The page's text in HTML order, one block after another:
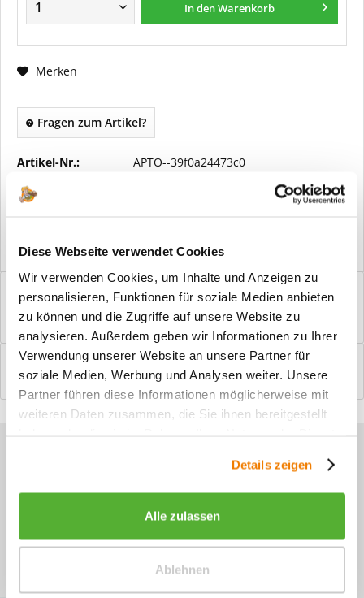
Diese Webseite verwendet Cookies
Wir verwenden Cookies, um Inhalte und Anzeigen zu
personalisieren, Funktionen für soziale Medien anbieten
zu können und die Zugriffe auf unsere Website zu
analysieren. Außerdem geben wir Informationen zu Ihrer
Verwendung unserer Website an unsere Partner für
soziale Medien, Werbung und Analysen weiter. Unsere
Partner führen diese Informationen möglicherweise mit
weiteren Daten zusammen, die Sie ihnen bereitgestellt
Details zeigen
Alle zulassen
Ablehnen
In denWarenkorb
Merken
Fragen zum Artikel?
Artikel-Nr.: APTO--39f0a24473c0
Vorteile
Windfangelemente online am Bildschirm konfigurieren und
einbaufertig bestellen. In wenigen...
Bewertungen
0
Bewertungen lesen, schreiben und diskutieren...mehr
Sie haben Fragen zu unseren
+49 (0)4244 965 34 04
Mo - Do, 09:00 - 16:00 Uhr
und Fr, 09:00 - 13:00 Uhr